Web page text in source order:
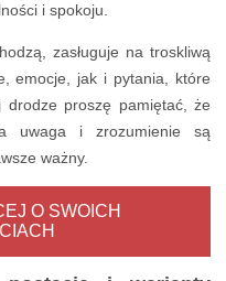
i spokoju.
zasługuje na troskliwą
emocje, jak i pytania, które
proszę pamiętać, że
uwaga i zrozumienie są
ważny.
O SWOICH